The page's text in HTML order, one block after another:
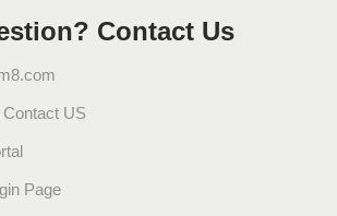
Contact Us
US
Page